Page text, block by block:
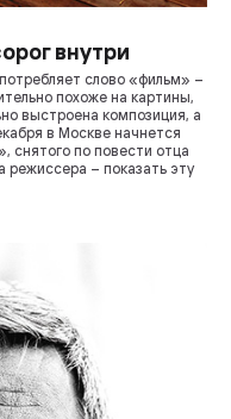
внутри
слово «фильм» –
похоже на картины,
выстроена композиция, а
в Москве начнется
снятого по повести отца
– показать эту